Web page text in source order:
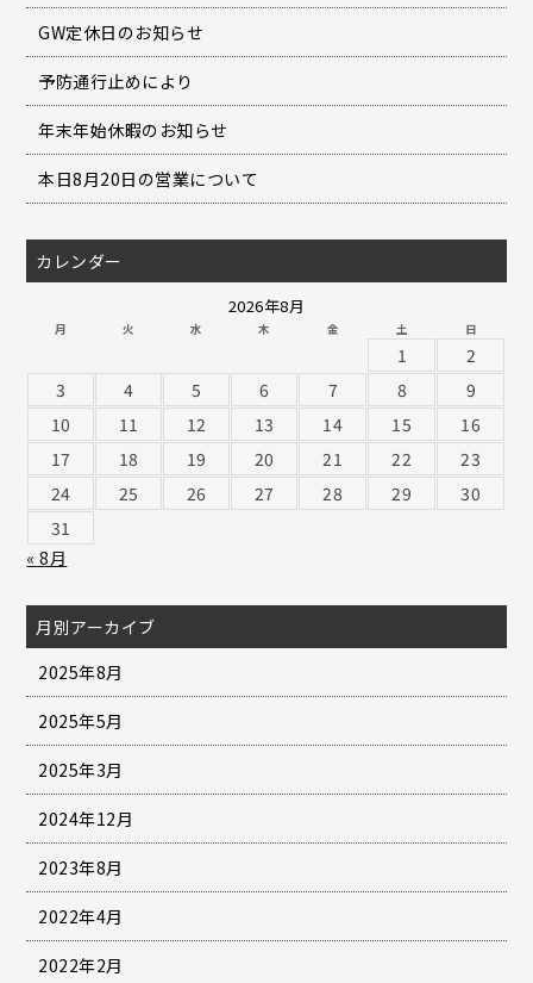
GW定休日のお知らせ
予防通行止めにより
年末年始休暇のお知らせ
本日8月20日の営業について
カレンダー
2026年8月
月 火 水 木 金 土 日
1
2
3
4 5 6 7 8
9
10
11 12 13 14 15
16
17
18 19 20 21 22
23
24
25 26 27 28 29
30
31
« 8月
月別アーカイブ
2025年8月
2025年5月
2025年3月
2024年12月
2023年8月
2022年4月
2022年2月